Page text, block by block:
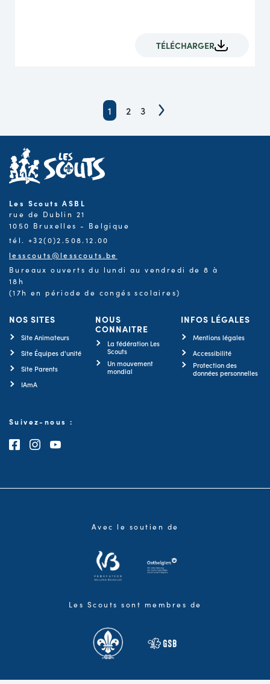
TÉLÉCHARGER
1 2 3
Les Scouts ASBL
rue de Dublin 21
1050 Bruxelles - Belgique
tél. +32(0)2.508.12.00
lesscouts@lesscouts.be
Bureaux ouverts du lundi au vendredi de 8 à
18h
(17h en période de congés scolaires)
NOS SITES
Site Animateurs
Site Équipes d'unité
Site Parents
IAmA
NOUS
CONNAITRE
La fédération Les
Scouts
Un mouvement
mondial
INFOS LÉGALES
Mentions légales
Accessibilité
Protection des
données personnelles
Suivez-nous :
Consultez notre page Facebook
Consultez notre page Instagram
Consultez notre chaîne Youtube
Avec le soutien de
Les Scouts sont membres de